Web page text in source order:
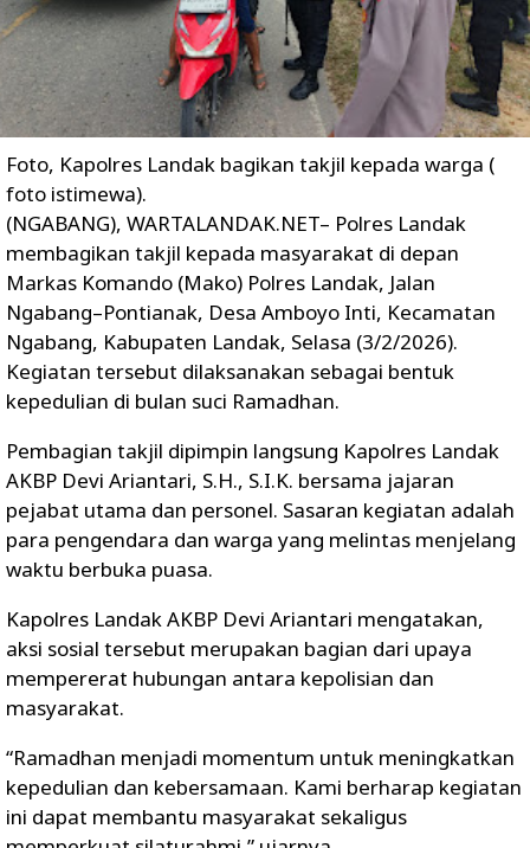
Foto, Kapolres Landak bagikan takjil kepada warga (
foto istimewa).
(NGABANG), WARTALANDAK.NET– Polres Landak
membagikan takjil kepada masyarakat di depan
Markas Komando (Mako) Polres Landak, Jalan
Ngabang–Pontianak, Desa Amboyo Inti, Kecamatan
Ngabang, Kabupaten Landak, Selasa (3/2/2026).
Kegiatan tersebut dilaksanakan sebagai bentuk
kepedulian di bulan suci Ramadhan.
Pembagian takjil dipimpin langsung Kapolres Landak
AKBP Devi Ariantari, S.H., S.I.K. bersama jajaran
pejabat utama dan personel. Sasaran kegiatan adalah
para pengendara dan warga yang melintas menjelang
waktu berbuka puasa.
Kapolres Landak AKBP Devi Ariantari mengatakan,
aksi sosial tersebut merupakan bagian dari upaya
mempererat hubungan antara kepolisian dan
masyarakat.
“Ramadhan menjadi momentum untuk meningkatkan
kepedulian dan kebersamaan. Kami berharap kegiatan
ini dapat membantu masyarakat sekaligus